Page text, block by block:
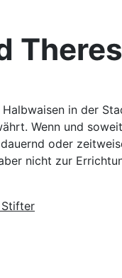
in der
Wenn und
oder
nicht zur
Stifter